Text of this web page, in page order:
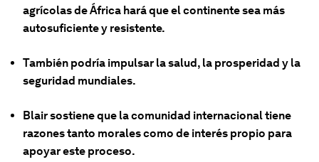
agrícolas de África hará que el continente sea más
autosuficiente y resistente.
También podría impulsar la salud, la prosperidad y la
seguridad mundiales.
Blair sostiene que la comunidad internacional tiene
razones tanto morales como de interés propio para
apoyar este proceso.